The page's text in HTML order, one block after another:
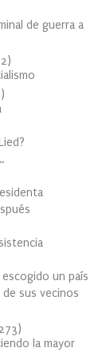
de guerra a
)
)
un país
sus vecinos
273)
la mayor